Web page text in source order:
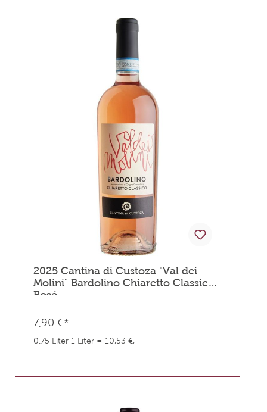
2025 Cantina di Custoza "Val dei
Molini" Bardolino Chiaretto Classico
Rosé
7,90 €*
0.75 Liter 1 Liter = 10,53 €,